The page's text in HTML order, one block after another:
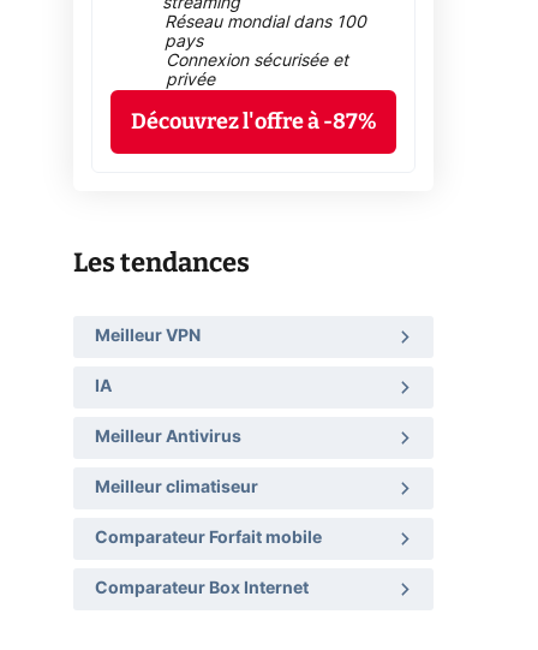
streaming
Réseau mondial dans 100
pays
Connexion sécurisée et
privée
Découvrez l'offre à -87%
Les tendances
Meilleur VPN
IA
Meilleur Antivirus
Meilleur climatiseur
Comparateur Forfait mobile
Comparateur Box Internet